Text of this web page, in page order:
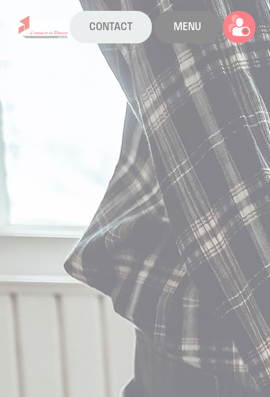
CONTACT MENU
La CAPEB
Nos services
Actualités
Boîte à outils
Boutique
Contact
Location de salles
Trouver un artisan
Devenir adhérent
Espace adhérent
Nos partenaires